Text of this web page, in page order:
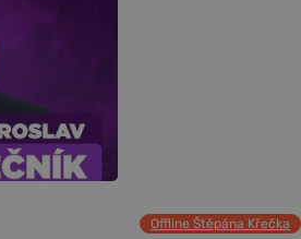
Offline Štěpána Křečka